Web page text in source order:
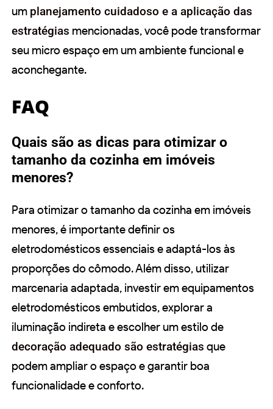
um planejamento cuidadoso e a aplicação das
estratégias mencionadas, você pode transformar
seu micro espaço em um ambiente funcional e
aconchegante.
FAQ
Quais são as dicas para otimizar o
tamanho da cozinha em imóveis
menores?
Para otimizar o tamanho da cozinha em imóveis
menores, é importante definir os
eletrodomésticos essenciais e adaptá-los às
proporções do cômodo. Além disso, utilizar
marcenaria adaptada, investir em equipamentos
eletrodomésticos embutidos, explorar a
iluminação indireta e escolher um estilo de
decoração adequado são estratégias que
podem ampliar o espaço e garantir boa
funcionalidade e conforto.